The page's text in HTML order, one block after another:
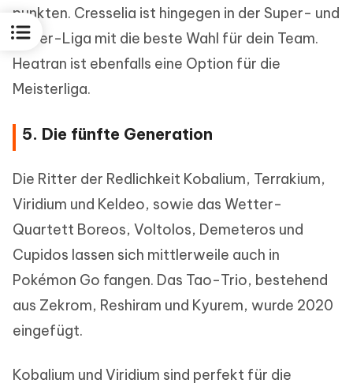
punkten. Cresselia ist hingegen in der Super- und
Hyper-Liga mit die beste Wahl für dein Team.
Heatran ist ebenfalls eine Option für die
Meisterliga.
5. Die fünfte Generation
Die Ritter der Redlichkeit Kobalium, Terrakium,
Viridium und Keldeo, sowie das Wetter-
Quartett Boreos, Voltolos, Demeteros und
Cupidos lassen sich mittlerweile auch in
Pokémon Go fangen. Das Tao-Trio, bestehend
aus Zekrom, Reshiram und Kyurem, wurde 2020
eingefügt.
Kobalium und Viridium sind perfekt für die